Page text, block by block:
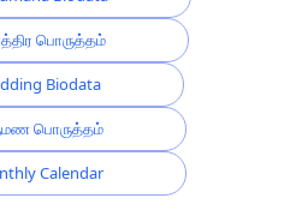
பொருத்தம்
Biodata
பொருத்தம்
Calendar